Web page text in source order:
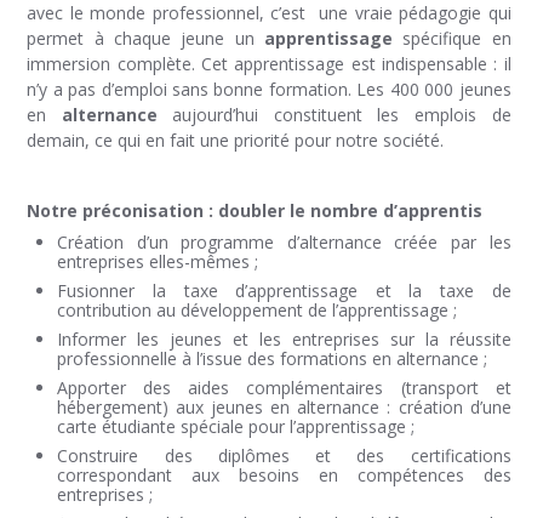
avec le monde professionnel, c’est une vraie pédagogie qui
permet à chaque jeune un apprentissage spécifique en
immersion complète. Cet apprentissage est indispensable : il
n’y a pas d’emploi sans bonne formation. Les 400 000 jeunes
en alternance aujourd’hui constituent les emplois de
demain, ce qui en fait une priorité pour notre société.
Notre préconisation : doubler le nombre d’apprentis
Création d’un programme d’alternance créée par les
entreprises elles-mêmes ;
Fusionner la taxe d’apprentissage et la taxe de
contribution au développement de l’apprentissage ;
Informer les jeunes et les entreprises sur la réussite
professionnelle à l’issue des formations en alternance ;
Apporter des aides complémentaires (transport et
hébergement) aux jeunes en alternance : création d’une
carte étudiante spéciale pour l’apprentissage ;
Construire des diplômes et des certifications
correspondant aux besoins en compétences des
entreprises ;